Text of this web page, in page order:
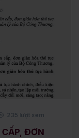
235 lượt xem
CẤP, ĐƠN